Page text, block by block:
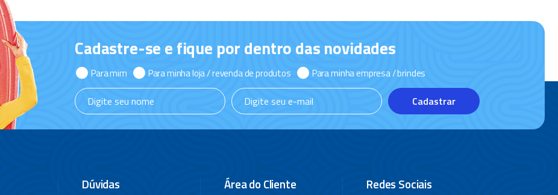
Cadastre-se e fique por dentro das novidades
Para mim Para minha loja / revenda de produtos Para minha empresa / brindes
Cadastrar
Dúvidas Área do Cliente Redes Sociais